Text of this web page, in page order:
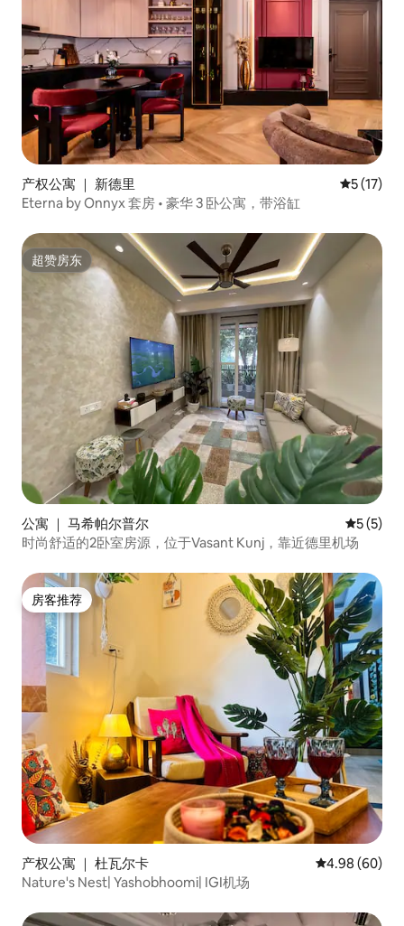
产权公寓 ｜ 新德里 平均评分
5 (17)
Eterna by Onnyx 套房 • 豪华 3 卧公寓，带浴缸
超赞房东
超赞房东
公寓 ｜ 马希帕尔普尔 平均评分
5 (5)
时尚舒适的2卧室房源，位于Vasant Kunj，靠近德里机场
房客推荐
房客推荐
产权公寓 ｜ 杜瓦尔卡 平均评分 4.98
4.98 (60)
Nature's Nest| Yashobhoomi| IGI机场